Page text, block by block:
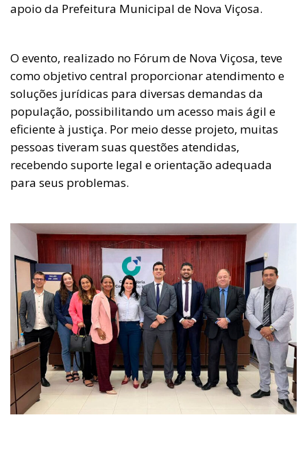
apoio da Prefeitura Municipal de Nova Viçosa.
O evento, realizado no Fórum de Nova Viçosa, teve
como objetivo central proporcionar atendimento e
soluções jurídicas para diversas demandas da
população, possibilitando um acesso mais ágil e
eficiente à justiça. Por meio desse projeto, muitas
pessoas tiveram suas questões atendidas,
recebendo suporte legal e orientação adequada
para seus problemas.